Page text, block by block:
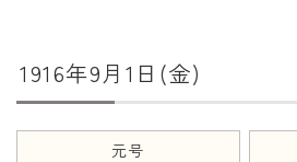
二十八宿
二十七宿
誕生シンボル
1916年9月1日(金)
元号